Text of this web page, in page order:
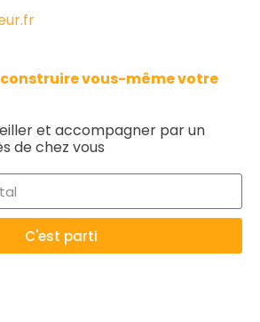
vous-même votre
et accompagner par un
de chez vous
C'est parti